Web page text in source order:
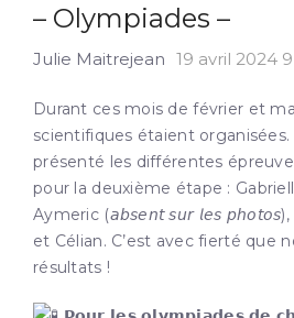
– Olympiades –
Julie Maitrejean 19 avril 2024
Durant ces mois de février et
scientifiques étaient
présenté les différentes
pour la deuxième étape :
Aymeric (𝘢𝘣𝘴𝘦𝘯𝘵 𝘴𝘶𝘳 𝘭𝘦𝘴
et Célian. C’est avec fierté que
résultats !